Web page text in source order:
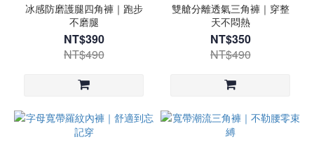
冰感防磨護腿四角褲｜跑步
不磨腿
NT$390
NT$490
雙艙分離透氣三角褲｜穿整
天不悶熱
NT$350
NT$490